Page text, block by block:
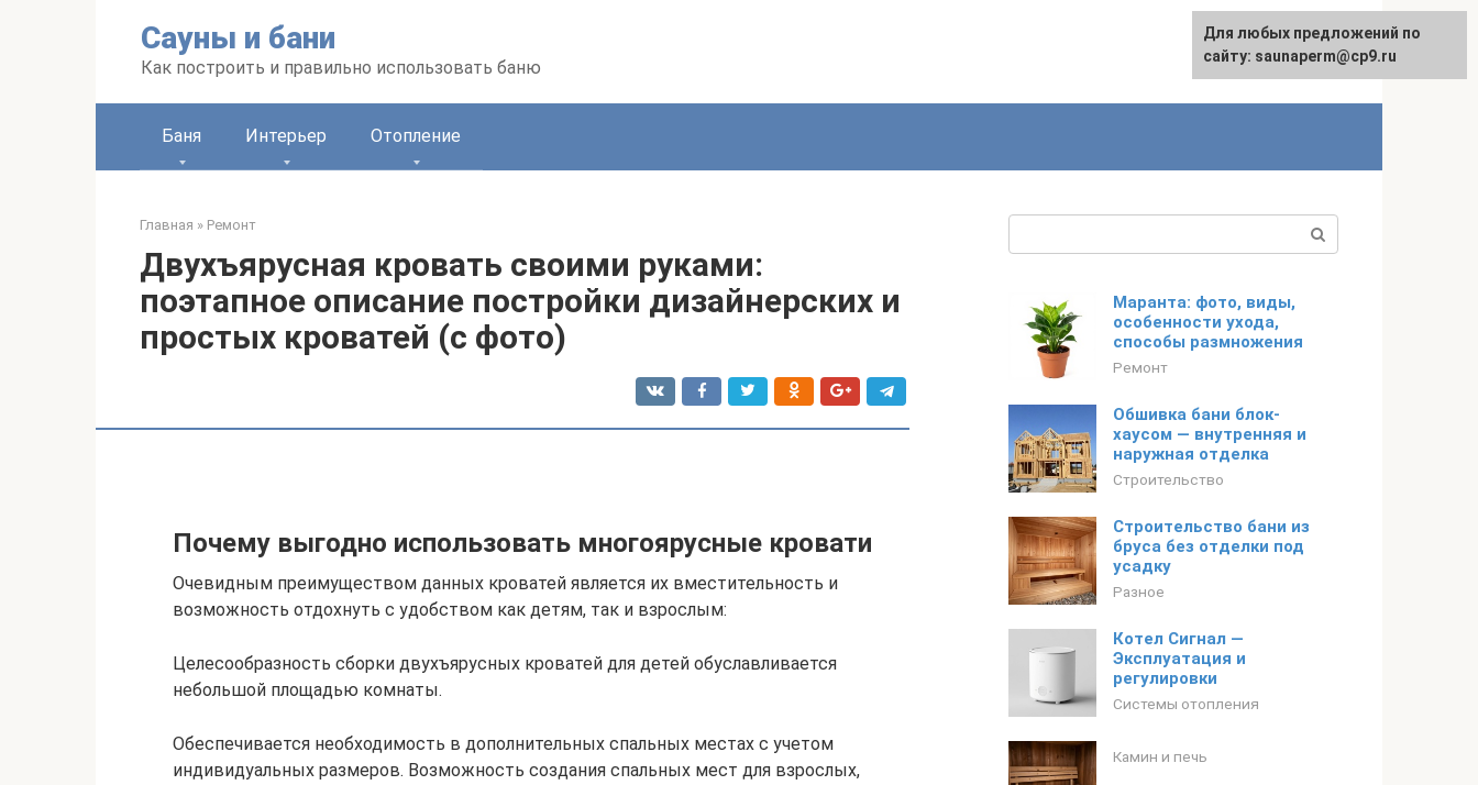
Сауны и бани
Как построить и правильно использовать баню
Баня Интерьер Отопление
Главная » Ремонт
Двухъярусная кровать своими руками:
поэтапное описание постройки дизайнерских и
простых кроватей (с фото)
Почему выгодно использовать многоярусные кровати
Очевидным преимуществом данных кроватей является их вместительность и
возможность отдохнуть с удобством как детям, так и взрослым:
Целесообразность сборки двухъярусных кроватей для детей обуславливается
небольшой площадью комнаты.
Обеспечивается необходимость в дополнительных спальных местах с учетом
индивидуальных размеров. Возможность создания спальных мест для взрослых,
Маранта: фото, виды,
особенности ухода,
способы размножения
Ремонт
Обшивка бани блок-
хаусом — внутренняя и
наружная отделка
Строительство
Строительство бани из
бруса без отделки под
усадку
Разное
Котел Сигнал —
Эксплуатация и
регулировки
Системы отопления
Камин и печь
Для любых предложений по
сайту: saunaperm@cp9.ru